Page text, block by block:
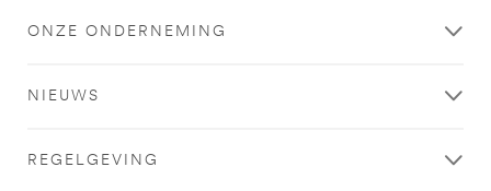
ONZE ONDERNEMING
NIEUWS
REGELGEVING